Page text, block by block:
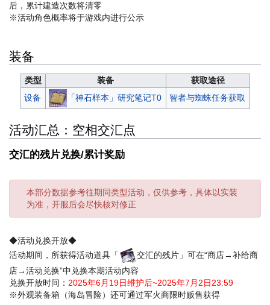
后，累计建造次数将清零
※活动角色概率将于游戏内进行公示
装备
类型 装备
获取途径
设备
「神石样本」研究笔记T0 智者与蜘蛛任务获取
活动汇总：空相交汇点
交汇的残片兑换/累计奖励
本部分数据参考往期同类型活动，仅供参考，具体以实装
为准，开服后会尽快核对修正
◆活动兑换开放◆
活动期间，所获得活动道具「
交汇的残片」可在“商店→补给商
店→活动兑换”中兑换本期活动内容
兑换开放时间： 2025年6月19日维护后~2025年7月2日23:59
※外观装备箱（海岛冒险）还可通过军火商限时贩售获得